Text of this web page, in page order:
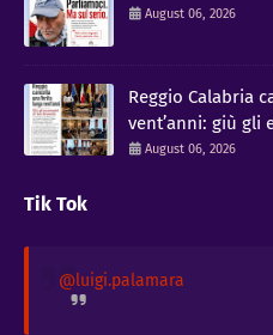
August 06, 2026
Reggio Calabria
vent’anni: giù gli
August 06, 2026
Tik Tok
@luigi.palamara